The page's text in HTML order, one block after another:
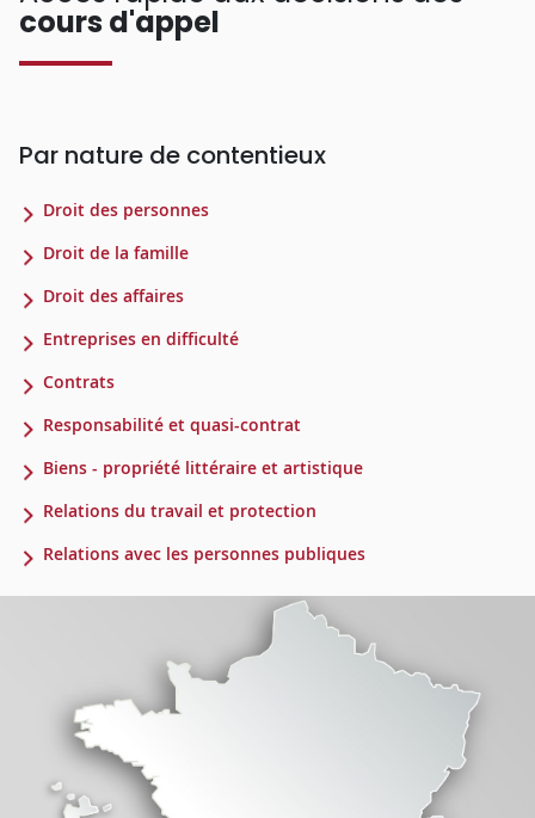
cours d'appel
Par nature de contentieux
Droit des personnes
Droit de la famille
Droit des affaires
Entreprises en difficulté
Contrats
Responsabilité et quasi-contrat
Biens - propriété littéraire et artistique
Relations du travail et protection
Relations avec les personnes publiques